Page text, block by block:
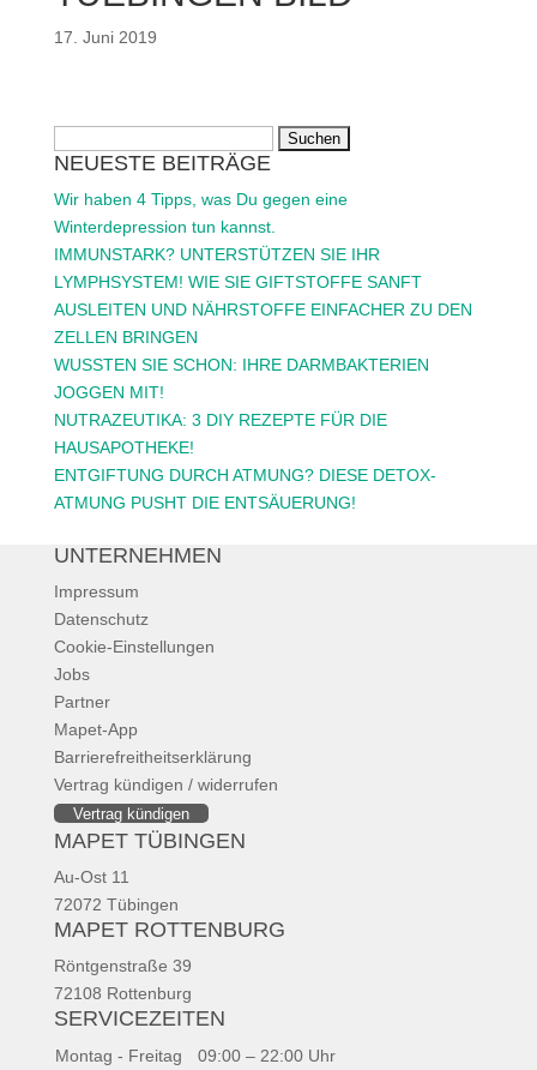
17. Juni 2019
nach:
NEUESTE BEITRÄGE
Wir haben 4 Tipps, was Du gegen eine
Winterdepression tun kannst.
IMMUNSTARK? UNTERSTÜTZEN SIE IHR
LYMPHSYSTEM! WIE SIE GIFTSTOFFE SANFT
AUSLEITEN UND NÄHRSTOFFE EINFACHER ZU DEN
ZELLEN BRINGEN
WUSSTEN SIE SCHON: IHRE DARMBAKTERIEN
JOGGEN MIT!
NUTRAZEUTIKA: 3 DIY REZEPTE FÜR DIE
HAUSAPOTHEKE!
ENTGIFTUNG DURCH ATMUNG? DIESE DETOX-
ATMUNG PUSHT DIE ENTSÄUERUNG!
UNTERNEHMEN
Impressum
Datenschutz
Cookie-Einstellungen
Jobs
Partner
Mapet-App
Barrierefreitheitserklärung
Vertrag kündigen / widerrufen
Vertrag kündigen
MAPET TÜBINGEN
Au-Ost 11
72072 Tübingen
MAPET ROTTENBURG
Röntgenstraße 39
72108 Rottenburg
SERVICEZEITEN
Montag - Freitag
09:00 – 22:00 Uhr